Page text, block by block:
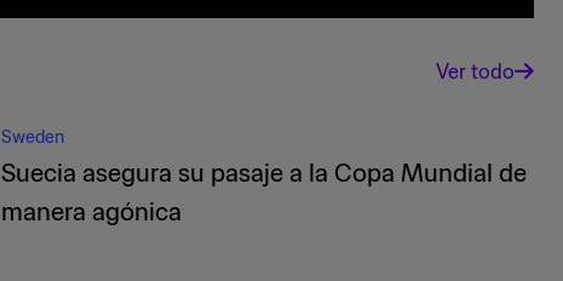
Ver todo
Sweden
Suecia asegura su pasaje a la Copa Mundial de
manera agónica